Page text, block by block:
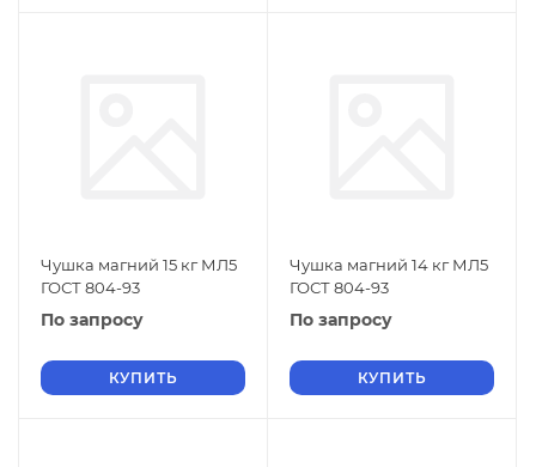
Чушка магний 15 кг МЛ5
ГОСТ 804-93
По запросу
КУПИТЬ
Чушка магний 14 кг МЛ5
ГОСТ 804-93
По запросу
КУПИТЬ